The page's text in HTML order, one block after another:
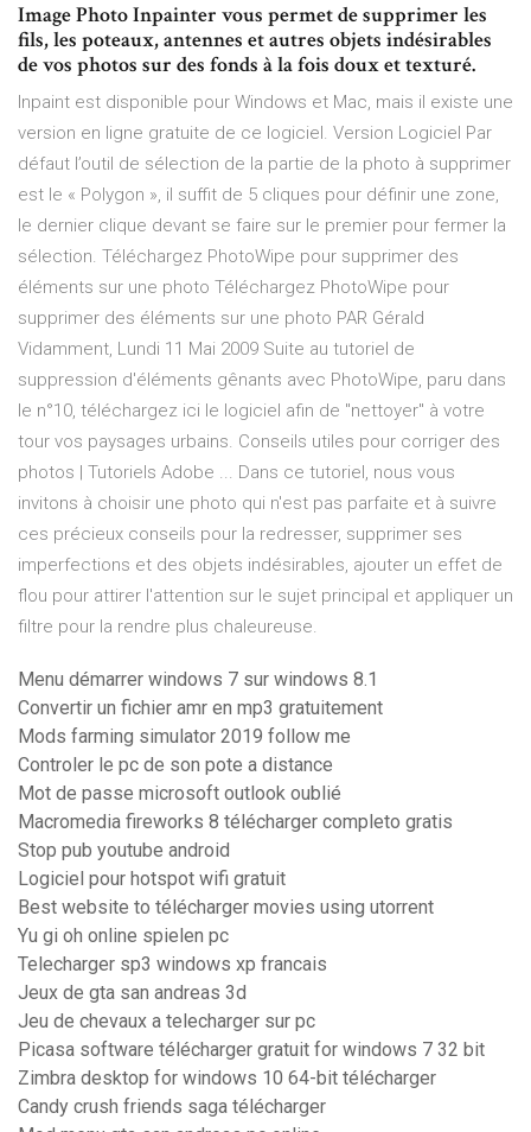
Image Photo Inpainter vous permet de supprimer les
fils, les poteaux, antennes et autres objets indésirables
de vos photos sur des fonds à la fois doux et texturé.
Inpaint est disponible pour Windows et Mac, mais il existe une
version en ligne gratuite de ce logiciel. Version Logiciel Par
défaut l’outil de sélection de la partie de la photo à supprimer
est le « Polygon », il suffit de 5 cliques pour définir une zone,
le dernier clique devant se faire sur le premier pour fermer la
sélection. Téléchargez PhotoWipe pour supprimer des
éléments sur une photo Téléchargez PhotoWipe pour
supprimer des éléments sur une photo PAR Gérald
Vidamment, Lundi 11 Mai 2009 Suite au tutoriel de
suppression d'éléments gênants avec PhotoWipe, paru dans
le n°10, téléchargez ici le logiciel afin de "nettoyer" à votre
tour vos paysages urbains. Conseils utiles pour corriger des
photos | Tutoriels Adobe ... Dans ce tutoriel, nous vous
invitons à choisir une photo qui n'est pas parfaite et à suivre
ces précieux conseils pour la redresser, supprimer ses
imperfections et des objets indésirables, ajouter un effet de
flou pour attirer l'attention sur le sujet principal et appliquer un
filtre pour la rendre plus chaleureuse.
Menu démarrer windows 7 sur windows 8.1
Convertir un fichier amr en mp3 gratuitement
Mods farming simulator 2019 follow me
Controler le pc de son pote a distance
Mot de passe microsoft outlook oublié
Macromedia fireworks 8 télécharger completo gratis
Stop pub youtube android
Logiciel pour hotspot wifi gratuit
Best website to télécharger movies using utorrent
Yu gi oh online spielen pc
Telecharger sp3 windows xp francais
Jeux de gta san andreas 3d
Jeu de chevaux a telecharger sur pc
Picasa software télécharger gratuit for windows 7 32 bit
Zimbra desktop for windows 10 64-bit télécharger
Candy crush friends saga télécharger